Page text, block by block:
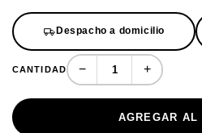
Despacho a domicilio
CANTIDAD − +
AGREGAR AL